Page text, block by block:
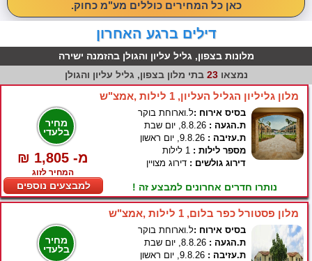
כאן כל המחירים כוללים מע"מ כחוק.
דילים ברגע האחרון
מלונות בצפון, גליל עליון והגולן בהזמנה ישירה
נמצאו23 בתי מלון בצפון, גליל עליון והגולן
מלון גליליון הגליל העליון, 1 לילות ,אמצ"ש
מחיר
בלעדי
₪ 1,805 -מ
המחיר לזוג
למבצעים נוספים
בסיס אירוח :ל.וארוחת בוקר
ת.הגעה :
ת.עזיבה :
מספר לילות :
דירוג גולשים : דירוג מצויין
נותרו חדרים אחרונים למבצע זה !
מלון פסטורל כפר בלום, 1 לילות ,אמצ"ש
מחיר
בלעדי
בסיס אירוח :ל.וארוחת בוקר
ת.הגעה :
ת.עזיבה :